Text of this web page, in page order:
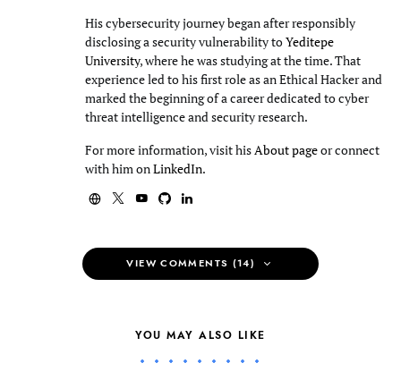
His cybersecurity journey began after responsibly
disclosing a security vulnerability toYeditepe
University, where he was studying at the time. That
experience led to his first role as an Ethical Hacker and
marked the beginning of a career dedicated to cyber
threat intelligence and security research.
For more information, visit hisAbout pageor connect
with him onLinkedIn.
VIEW COMMENTS (14)
YOU MAY ALSO LIKE